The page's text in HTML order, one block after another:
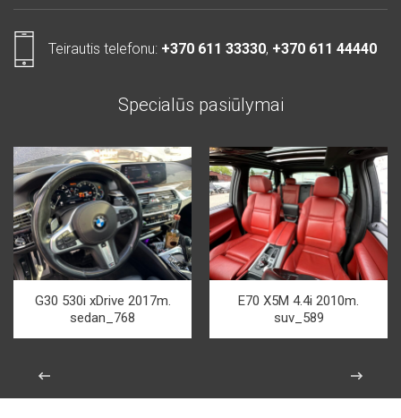
Teirautis telefonu: +370 611 33330, +370 611 44440
Specialūs pasiūlymai
G30 530i xDrive 2017m.
sedan_768
E70 X5M 4.4i 2010m.
suv_589